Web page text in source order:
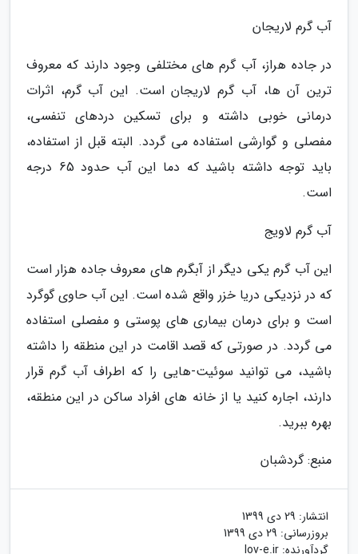
آب گرم لاریجان
در جاده هراز، آب گرم های مختلفی وجود دارند که معروف
ترین آن ها، آب گرم لاریجان است. این آب گرم، اثرات
درمانی خوبی داشته و برای تسکین دردهای تنفسی،
مفصلی و گوارشی استفاده می گردد. البته قبل از استفاده،
باید توجه داشته باشید که دما این آب حدود 65 درجه
است.
آب گرم لاویج
این آب گرم یکی دیگر از آبگرم های معروف جاده هزار است
که در نزدیکی دریا خزر واقع شده است. این آب حاوی گوگرد
است و برای درمان بیماری های پوستی و مفصلی استفاده
می گردد. در صورتی که قصد اقامت در این منطقه را داشته
باشید، می توانید سوئیت-هایی را که اطراف آب گرم قرار
دارند، اجاره کنید یا از خانه های افراد ساکن در این منطقه،
بهره ببرید.
منبع: گردشبان
انتشار: 29 دی 1399
بروزرسانی: 29 دی 1399
گردآورنده: lov-e.ir